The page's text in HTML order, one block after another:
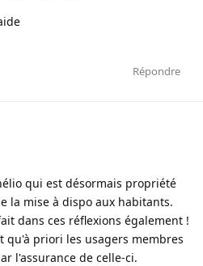
Répondre
qui est désormais propriété
la mise à dispo aux habitants.
dans ces réflexions également !
qu'à priori les usagers membres
l'assurance de celle-ci.